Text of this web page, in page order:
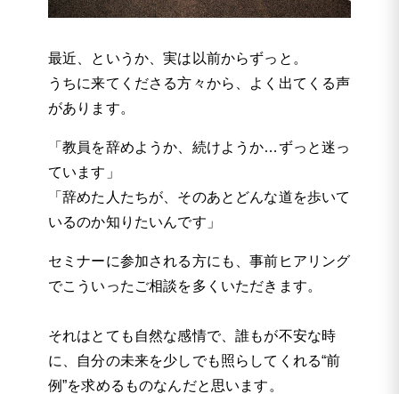
最近、というか、実は以前からずっと。
うちに来てくださる方々から、よく出てくる声
があります。
「教員を辞めようか、続けようか…ずっと迷っ
ています」
「辞めた人たちが、そのあとどんな道を歩いて
いるのか知りたいんです」
セミナーに参加される方にも、事前ヒアリング
でこういったご相談を多くいただきます。
それはとても自然な感情で、誰もが不安な時
に、自分の未来を少しでも照らしてくれる“前
例”を求めるものなんだと思います。